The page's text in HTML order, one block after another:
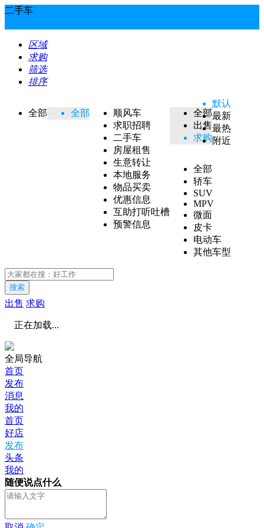
二手车
区域
求购
筛选
排序
全部 全部
顺风车
求职招聘
二手车
房屋租售
生意转让
本地服务
物品买卖
优惠信息
互助打听吐槽
预警信息
全部
出售
求购
全部
轿车
SUV
MPV
微面
皮卡
电动车
其他车型
默认
最新
最热
附近
搜索
出售 求购
正在加载...
全局导航
首页
发布
消息
我的
首页
好店
发布
头条
我的
随便说点什么